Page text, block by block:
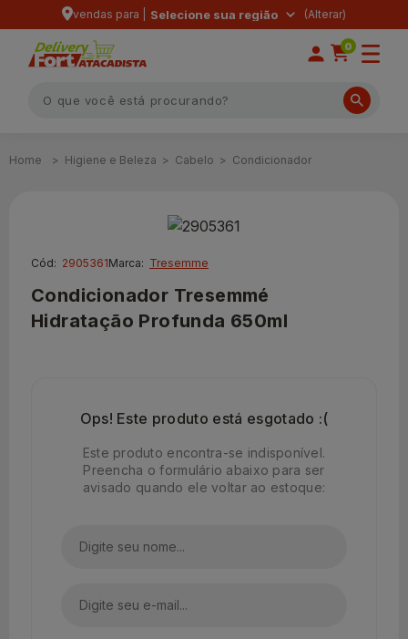
vendas para | Selecione sua região
0
Higiene e Beleza Cabelo Condicionador
Cód: 2905361Marca: Tresemme
Condicionador Tresemmé
Hidratação Profunda 650ml
Ops! Este produto está esgotado :(
Este produto encontra-se indisponível.
Preencha o formulário abaixo para ser
avisado quando ele voltar ao estoque: